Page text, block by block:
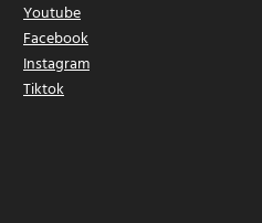
Youtube
Facebook
Instagram
Tiktok